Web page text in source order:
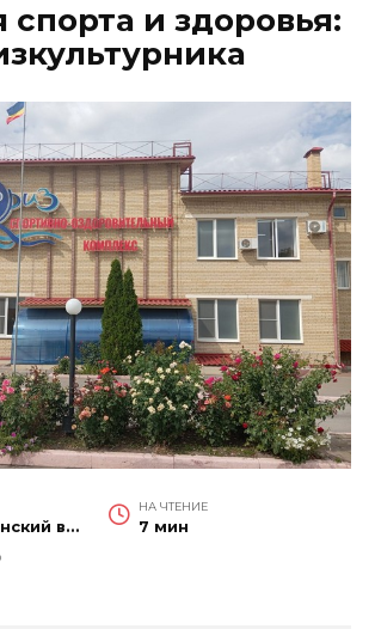
спорта и здоровья:
Красносулинский вестник
НА ЧТЕНИЕ
7 мин